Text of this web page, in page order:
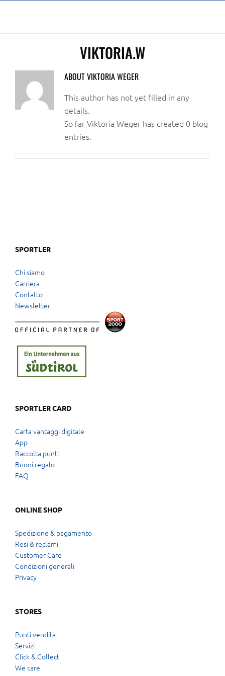
content
VIKTORIA.W
ABOUTVIKTORIA WEGER
This author has not yet filled in any
details.
So far Viktoria Weger has created 0 blog
entries.
SPORTLER
Chi siamo
Carriera
Contatto
Newsletter
SPORTLER CARD
Carta vantaggi digitale
App
Raccolta punti
Buoni regalo
FAQ
ONLINE SHOP
Spedizione & pagamento
Resi & reclami
Customer Care
Condizioni generali
Privacy
STORES
Punti vendita
Servizi
Click & Collect
We care